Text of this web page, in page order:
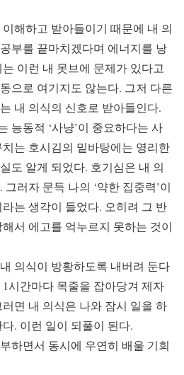
해하고 받아들이기 때문에 내 의
부를 끝마치겠다며 에너지를 낭
이런 내 못브에 문제가 있다고
으로 여기지도 않는다. 그저 다른
내 의식의 신호로 받아들인다.
능동적 ‘사냥’이 중요하다는 사
는 호시김의 밑바탕에는 영리한
도 알게 되었다. 호기심은 내 의
러자 문득 나의 ‘약한 집중력’이
는 생각이 들었다. 오히려 그 반
서 에고를 억누르지 못하는 것이
의식이 방황하도록 내버려 둔다
시간마다 목줄을 잡아당겨 제자
면 내 의식은 나와 잠시 일을 하
. 이런 일이 되풀이 된다.
하면서 동시에 우연히 배울 기회